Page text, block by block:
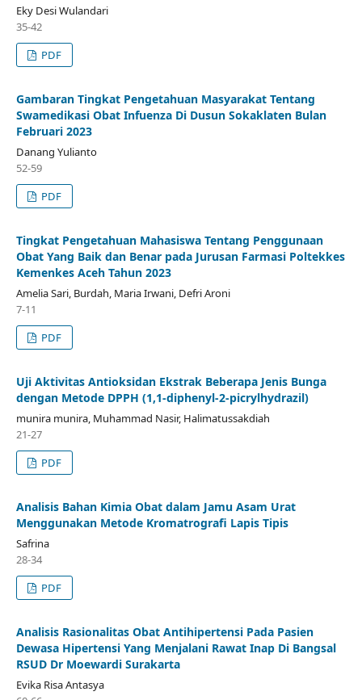
Eky Desi Wulandari
35-42
PDF
Gambaran Tingkat Pengetahuan Masyarakat Tentang
Swamedikasi Obat Infuenza Di Dusun Sokaklaten Bulan
Februari 2023
Danang Yulianto
52-59
PDF
Tingkat Pengetahuan Mahasiswa Tentang Penggunaan
Obat Yang Baik dan Benar pada Jurusan Farmasi Poltekkes
Kemenkes Aceh Tahun 2023
Amelia Sari, Burdah, Maria Irwani, Defri Aroni
7-11
PDF
Uji Aktivitas Antioksidan Ekstrak Beberapa Jenis Bunga
dengan Metode DPPH (1,1-diphenyl-2-picrylhydrazil)
munira munira, Muhammad Nasir, Halimatussakdiah
21-27
PDF
Analisis Bahan Kimia Obat dalam Jamu Asam Urat
Menggunakan Metode Kromatrografi Lapis Tipis
Safrina
28-34
PDF
Analisis Rasionalitas Obat Antihipertensi Pada Pasien
Dewasa Hipertensi Yang Menjalani Rawat Inap Di Bangsal
RSUD Dr Moewardi Surakarta
Evika Risa Antasya